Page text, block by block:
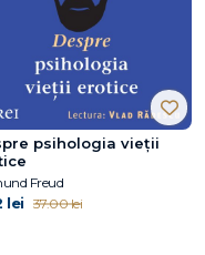
psihologia vieții
Freud
lei 37.00 lei